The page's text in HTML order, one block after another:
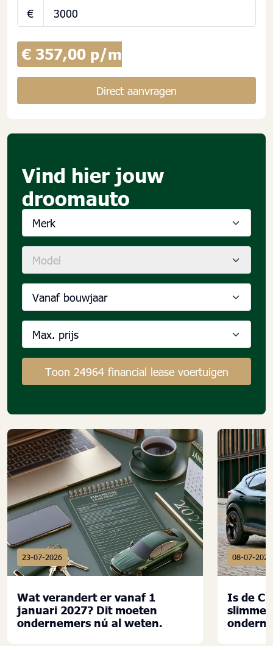
€
€ 357,00 p/m
Direct aanvragen
Vind hier jouw
droomauto
Merk
Model
Vanaf bouwjaar
Max. prijs
Toon 24964 financial lease voertuigen
23-07-2026
Wat verandert er vanaf 1
januari 2027? Dit moeten
ondernemers nú al weten.
08-07-2026
Is de
slimme